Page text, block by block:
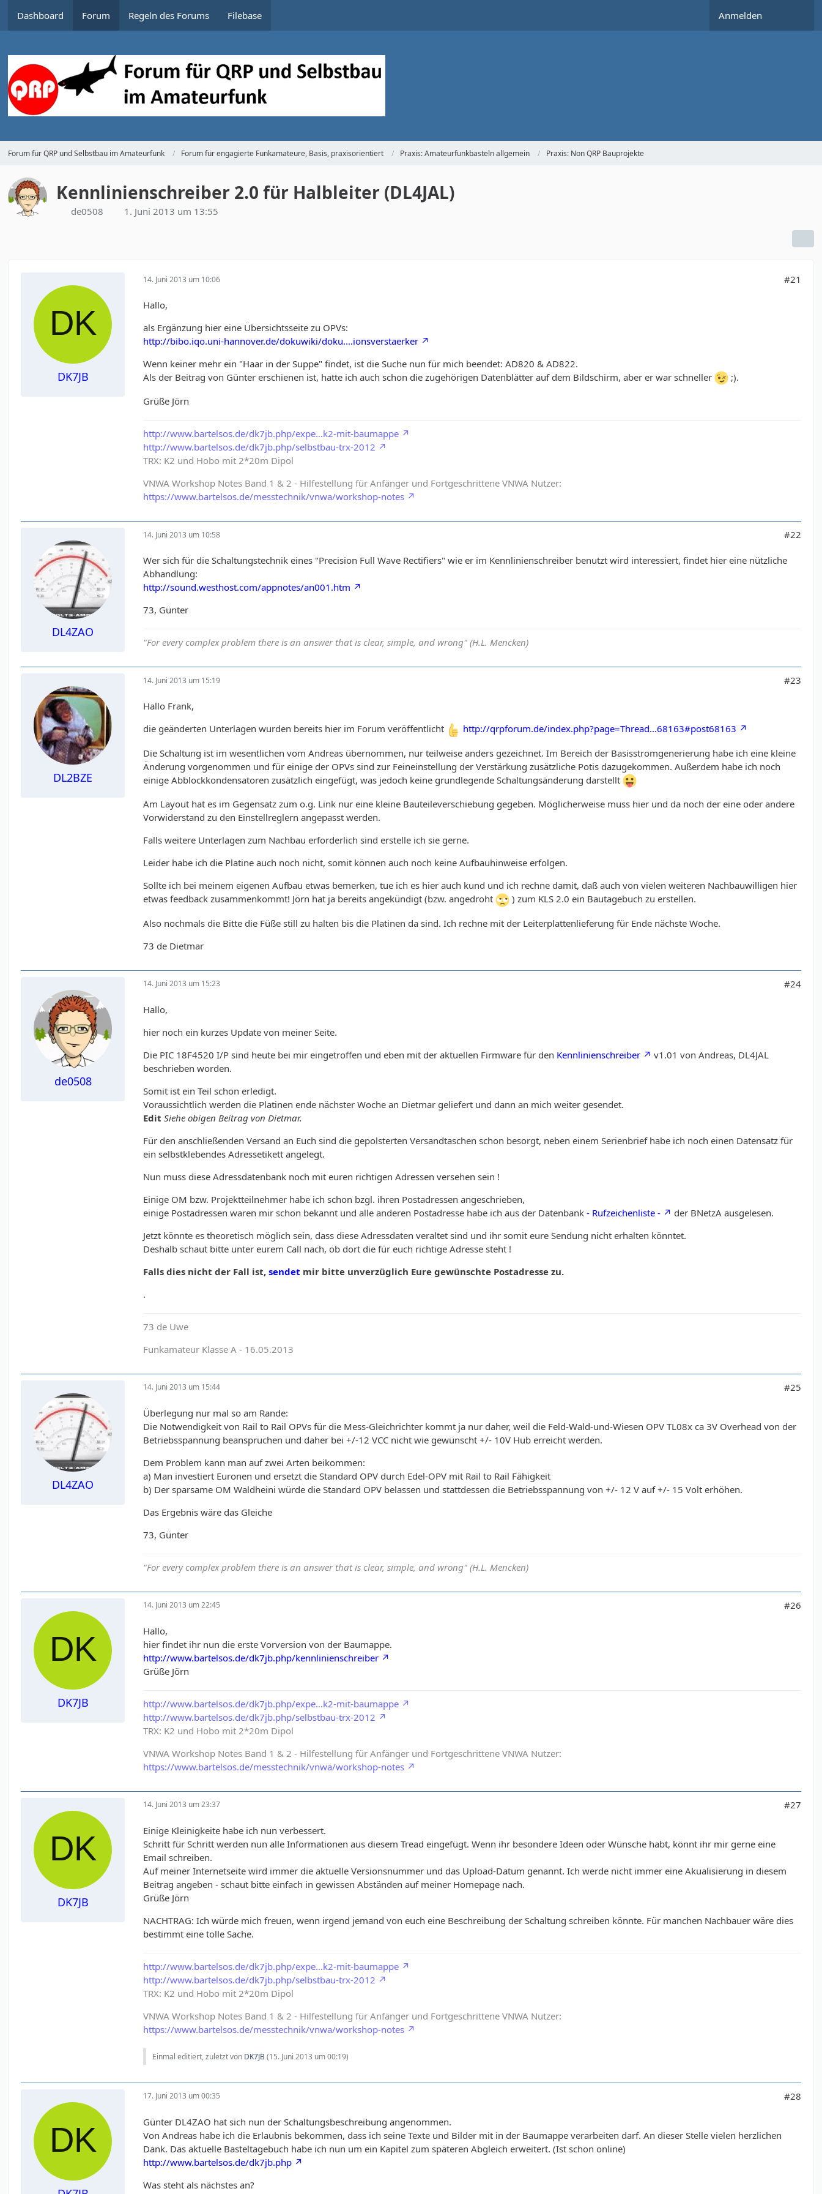
Dashboard Forum Regeln des Forums Filebase Anmelden
Forum für QRP und Selbstbau im Amateurfunk Forum für engagierte Funkamateure, Basis, praxisorientiert Praxis: Amateurfunkbasteln allgemein Praxis: Non QRP Bauprojekte
Kennlinienschreiber 2.0 für Halbleiter (DL4JAL)
de0508 1. Juni 2013 um 13:55
DK7JB
14. Juni 2013 um 10:06 #21
Hallo,
als Ergänzung hier eine Übersichtsseite zu OPVs:
http://bibo.iqo.uni-hannover.de/dokuwiki/doku.…ionsverstaerker
Wenn keiner mehr ein "Haar in der Suppe" findet, ist die Suche nun für mich beendet: AD820 & AD822.
Als der Beitrag von Günter erschienen ist, hatte ich auch schon die zugehörigen Datenblätter auf dem Bildschirm, aber er war schneller
;).
Grüße Jörn
http://www.bartelsos.de/dk7jb.php/expe…k2-mit-baumappe
http://www.bartelsos.de/dk7jb.php/selbstbau-trx-2012
TRX: K2 und Hobo mit 2*20m Dipol
VNWA Workshop Notes Band 1 & 2 - Hilfestellung für Anfänger und Fortgeschrittene VNWA Nutzer:
https://www.bartelsos.de/messtechnik/vnwa/workshop-notes
DL4ZAO
14. Juni 2013 um 10:58 #22
Wer sich für die Schaltungstechnik eines "Precision Full Wave Rectifiers" wie er im Kennlinienschreiber benutzt wird interessiert, findet hier eine nützliche
Abhandlung:
http://sound.westhost.com/appnotes/an001.htm
73, Günter
"For every complex problem there is an answer that is clear, simple, and wrong" (H.L. Mencken)
DL2BZE
14. Juni 2013 um 15:19 #23
Hallo Frank,
die geänderten Unterlagen wurden bereits hier im Forum veröffentlicht
http://qrpforum.de/index.php?page=Thread…68163#post68163
Die Schaltung ist im wesentlichen vom Andreas übernommen, nur teilweise anders gezeichnet. Im Bereich der Basisstromgenerierung habe ich eine kleine
Änderung vorgenommen und für einige der OPVs sind zur Feineinstellung der Verstärkung zusätzliche Potis dazugekommen. Außerdem habe ich noch
einige Abblockkondensatoren zusätzlich eingefügt, was jedoch keine grundlegende Schaltungsänderung darstellt
Am Layout hat es im Gegensatz zum o.g. Link nur eine kleine Bauteileverschiebung gegeben. Möglicherweise muss hier und da noch der eine oder andere
Vorwiderstand zu den Einstellreglern angepasst werden.
Falls weitere Unterlagen zum Nachbau erforderlich sind erstelle ich sie gerne.
Leider habe ich die Platine auch noch nicht, somit können auch noch keine Aufbauhinweise erfolgen.
Sollte ich bei meinem eigenen Aufbau etwas bemerken, tue ich es hier auch kund und ich rechne damit, daß auch von vielen weiteren Nachbauwilligen hier
etwas feedback zusammenkommt! Jörn hat ja bereits angekündigt (bzw. angedroht
) zum KLS 2.0 ein Bautagebuch zu erstellen.
Also nochmals die Bitte die Füße still zu halten bis die Platinen da sind. Ich rechne mit der Leiterplattenlieferung für Ende nächste Woche.
73 de Dietmar
de0508
14. Juni 2013 um 15:23 #24
Hallo,
hier noch ein kurzes Update von meiner Seite.
Die PIC 18F4520 I/P sind heute bei mir eingetroffen und eben mit der aktuellen Firmware für den Kennlinienschreiber
v1.01 von Andreas, DL4JAL
beschrieben worden.
Somit ist ein Teil schon erledigt.
Voraussichtlich werden die Platinen ende nächster Woche an Dietmar geliefert und dann an mich weiter gesendet.
Edit Siehe obigen Beitrag von Dietmar.
Für den anschließenden Versand an Euch sind die gepolsterten Versandtaschen schon besorgt, neben einem Serienbrief habe ich noch einen Datensatz für
ein selbstklebendes Adressetikett angelegt.
Nun muss diese Adressdatenbank noch mit euren richtigen Adressen versehen sein !
Einige OM bzw. Projektteilnehmer habe ich schon bzgl. ihren Postadressen angeschrieben,
einige Postadressen waren mir schon bekannt und alle anderen Postadresse habe ich aus der Datenbank- Rufzeichenliste -
der BNetzA ausgelesen.
Jetzt könnte es theoretisch möglich sein, dass diese Adressdaten veraltet sind und ihr somit eure Sendung nicht erhalten könntet.
Deshalb schaut bitte unter eurem Call nach, ob dort die für euch richtige Adresse steht !
Falls dies nicht der Fall ist,sendet mir bitte unverzüglich Eure gewünschte Postadresse zu.
.
73 de Uwe
Funkamateur Klasse A - 16.05.2013
DL4ZAO
14. Juni 2013 um 15:44 #25
Überlegung nur mal so am Rande:
Die Notwendigkeit von Rail to Rail OPVs für die Mess-Gleichrichter kommt ja nur daher, weil die Feld-Wald-und-Wiesen OPV TL08x ca 3V Overhead von der
Betriebsspannung beanspruchen und daher bei +/-12 VCC nicht wie gewünscht +/- 10V Hub erreicht werden.
Dem Problem kann man auf zwei Arten beikommen:
a) Man investiert Euronen und ersetzt die Standard OPV durch Edel-OPV mit Rail to Rail Fähigkeit
b) Der sparsame OM Waldheini würde die Standard OPV belassen und stattdessen die Betriebsspannung von +/- 12 V auf +/- 15 Volt erhöhen.
Das Ergebnis wäre das Gleiche
73, Günter
"For every complex problem there is an answer that is clear, simple, and wrong" (H.L. Mencken)
DK7JB
14. Juni 2013 um 22:45 #26
Hallo,
hier findet ihr nun die erste Vorversion von der Baumappe.
http://www.bartelsos.de/dk7jb.php/kennlinienschreiber
Grüße Jörn
http://www.bartelsos.de/dk7jb.php/expe…k2-mit-baumappe
http://www.bartelsos.de/dk7jb.php/selbstbau-trx-2012
TRX: K2 und Hobo mit 2*20m Dipol
VNWA Workshop Notes Band 1 & 2 - Hilfestellung für Anfänger und Fortgeschrittene VNWA Nutzer:
https://www.bartelsos.de/messtechnik/vnwa/workshop-notes
DK7JB
14. Juni 2013 um 23:37 #27
Einige Kleinigkeite habe ich nun verbessert.
Schritt für Schritt werden nun alle Informationen aus diesem Tread eingefügt. Wenn ihr besondere Ideen oder Wünsche habt, könnt ihr mir gerne eine
Email schreiben.
Auf meiner Internetseite wird immer die aktuelle Versionsnummer und das Upload-Datum genannt. Ich werde nicht immer eine Akualisierung in diesem
Beitrag angeben - schaut bitte einfach in gewissen Abständen auf meiner Homepage nach.
Grüße Jörn
NACHTRAG: Ich würde mich freuen, wenn irgend jemand von euch eine Beschreibung der Schaltung schreiben könnte. Für manchen Nachbauer wäre dies
bestimmt eine tolle Sache.
http://www.bartelsos.de/dk7jb.php/expe…k2-mit-baumappe
http://www.bartelsos.de/dk7jb.php/selbstbau-trx-2012
TRX: K2 und Hobo mit 2*20m Dipol
VNWA Workshop Notes Band 1 & 2 - Hilfestellung für Anfänger und Fortgeschrittene VNWA Nutzer:
https://www.bartelsos.de/messtechnik/vnwa/workshop-notes
Einmal editiert, zuletzt von DK7JB(15. Juni 2013 um 00:19)
17. Juni 2013 um 00:35 #28
Günter DL4ZAO hat sich nun der Schaltungsbeschreibung angenommen.
Von Andreas habe ich die Erlaubnis bekommen, dass ich seine Texte und Bilder mit in der Baumappe verarbeiten darf. An dieser Stelle vielen herzlichen
Dank. Das aktuelle Basteltagebuch habe ich nun um ein Kapitel zum späteren Abgleich erweitert. (Ist schon online)
http://www.bartelsos.de/dk7jb.php
Was steht als nächstes an?